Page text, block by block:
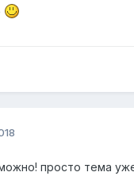
просто тема